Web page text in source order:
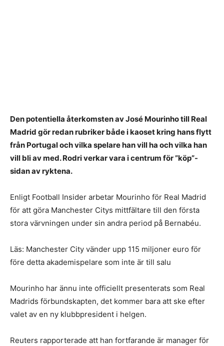
Den potentiella återkomsten av José Mourinho till Real
Madrid gör redan rubriker både i kaoset kring hans flytt
från Portugal och vilka spelare han vill ha och vilka han
vill bli av med. Rodri verkar vara i centrum för ”köp”-
sidan av ryktena.
Enligt Football Insider arbetar Mourinho för Real Madrid
för att göra Manchester Citys mittfältare till den första
stora värvningen under sin andra period på Bernabéu.
Läs: Manchester City vänder upp 115 miljoner euro för
före detta akademispelare som inte är till salu
Mourinho har ännu inte officiellt presenterats som Real
Madrids förbundskapten, det kommer bara att ske efter
valet av en ny klubbpresident i helgen.
Reuters rapporterade att han fortfarande är manager för